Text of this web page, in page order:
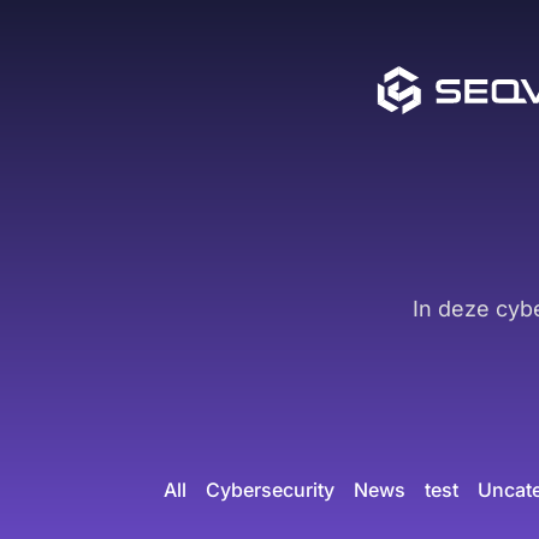
In deze
Cybersecurity News test
All